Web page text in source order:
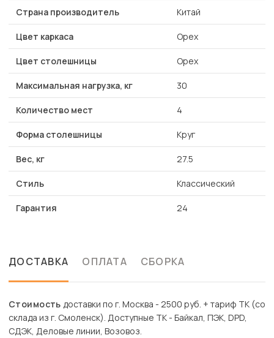
Страна производитель Китай
Цвет каркаса Орех
Цвет столешницы Орех
Максимальная нагрузка, кг 30
Количество мест 4
Форма столешницы Круг
Вес, кг 27.5
Стиль Классический
Гарантия 24
ДОСТАВКА ОПЛАТА СБОРКА
Стоимость доставки по г. Москва - 2500 руб. + тариф ТК (со
склада из г. Смоленск). Доступные ТК - Байкал, ПЭК, DPD,
СДЭК, Деловые линии, Возовоз.